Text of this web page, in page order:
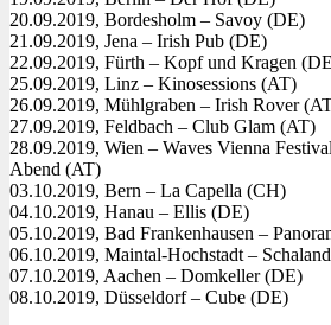
20.09.2019, Bordesholm – Savoy (DE)
21.09.2019, Jena – Irish Pub (DE)
22.09.2019, Fürth – Kopf und Kragen
25.09.2019, Linz – Kinosessions (AT)
26.09.2019, Mühlgraben – Irish Rover
27.09.2019, Feldbach – Club Glam (AT)
28.09.2019, Wien – Waves Vienna
Abend (AT)
03.10.2019, Bern – La Capella (CH)
04.10.2019, Hanau – Ellis (DE)
05.10.2019, Bad Frankenhausen –
06.10.2019, Maintal-Hochstadt –
07.10.2019, Aachen – Domkeller (DE)
08.10.2019, Düsseldorf – Cube (DE)